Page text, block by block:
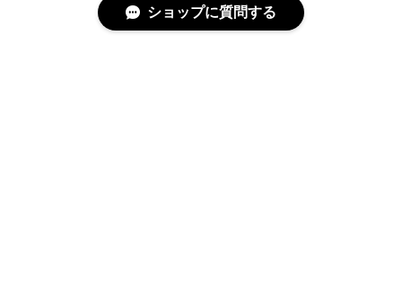
ショップに質問する